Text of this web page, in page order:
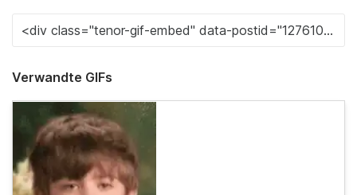
Verwandte GIFs